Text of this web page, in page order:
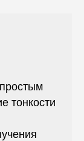
тонкости